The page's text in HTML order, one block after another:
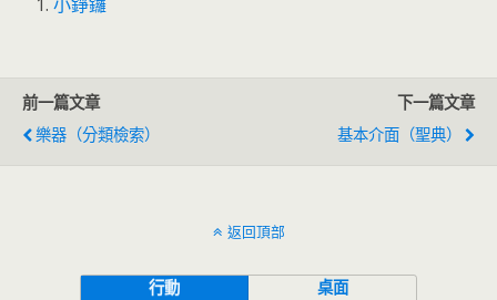
前一篇文章
樂器（分類檢索）
下一篇文章
基本介面（聖典）
返回頂部
行動 桌面